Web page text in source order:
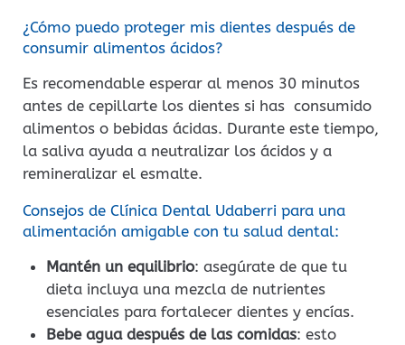
¿Cómo puedo proteger mis dientes después de
consumir alimentos ácidos?
Es recomendable esperar al menos 30 minutos
antes de cepillarte los dientes si has consumido
alimentos o bebidas ácidas. Durante este tiempo,
la saliva ayuda a neutralizar los ácidos y a
remineralizar el esmalte.
Consejos de Clínica Dental Udaberri para una
alimentación amigable con tu salud dental:
Mantén un equilibrio: asegúrate de que tu
dieta incluya una mezcla de nutrientes
esenciales para fortalecer dientes y encías.
Bebe agua después de las comidas: esto